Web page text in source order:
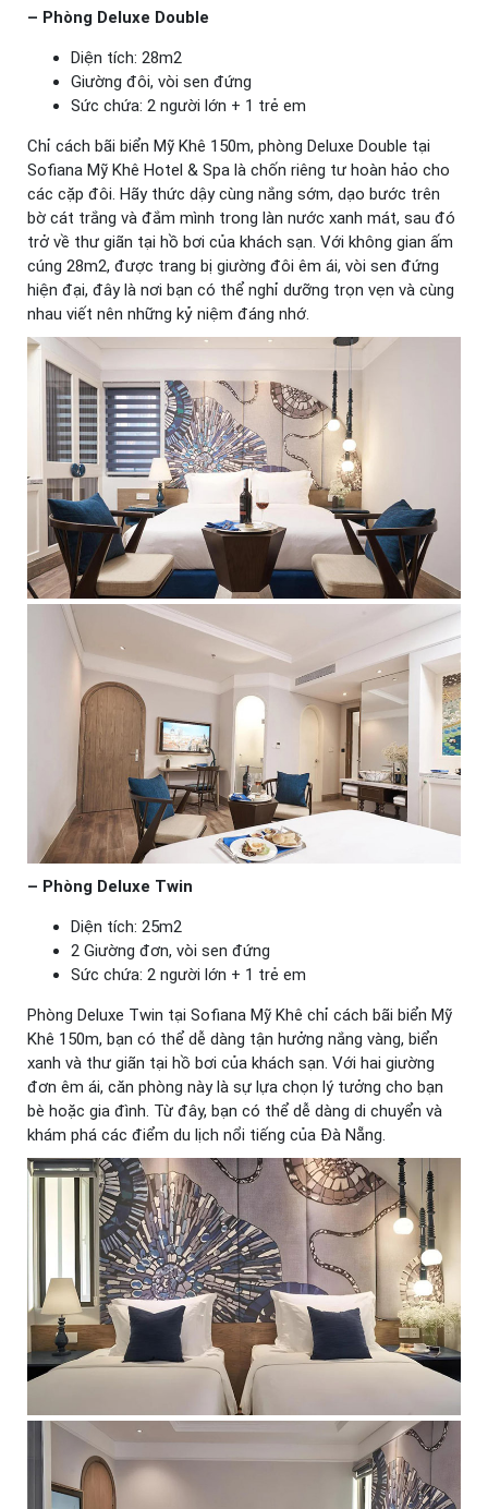
– Phòng Deluxe Double
Diện tích: 28m2
Giường đôi, vòi sen đứng
Sức chứa: 2 người lớn + 1 trẻ em
Chỉ cách bãi biển Mỹ Khê 150m, phòng Deluxe Double tại
Sofiana Mỹ Khê Hotel & Spa là chốn riêng tư hoàn hảo cho
các cặp đôi. Hãy thức dậy cùng nắng sớm, dạo bước trên
bờ cát trắng và đắm mình trong làn nước xanh mát, sau đó
trở về thư giãn tại hồ bơi của khách sạn. Với không gian ấm
cúng 28m2, được trang bị giường đôi êm ái, vòi sen đứng
hiện đại, đây là nơi bạn có thể nghỉ dưỡng trọn vẹn và cùng
nhau viết nên những kỷ niệm đáng nhớ.
– Phòng Deluxe Twin
Diện tích: 25m2
2 Giường đơn, vòi sen đứng
Sức chứa: 2 người lớn + 1 trẻ em
Phòng Deluxe Twin tại Sofiana Mỹ Khê chỉ cách bãi biển Mỹ
Khê 150m, bạn có thể dễ dàng tận hưởng nắng vàng, biển
xanh và thư giãn tại hồ bơi của khách sạn. Với hai giường
đơn êm ái, căn phòng này là sự lựa chọn lý tưởng cho bạn
bè hoặc gia đình. Từ đây, bạn có thể dễ dàng di chuyển và
khám phá các điểm du lịch nổi tiếng của Đà Nẵng.